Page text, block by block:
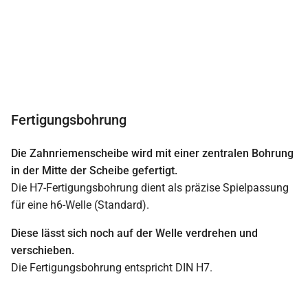
Fertigungsbohrung
Die Zahnriemenscheibe wird mit einer zentralen Bohrung
in der Mitte der Scheibe gefertigt.
Die H7-Fertigungsbohrung dient als präzise Spielpassung
für eine h6-Welle (Standard).
Diese lässt sich noch auf der Welle verdrehen und
verschieben.
Die Fertigungsbohrung entspricht DIN H7.